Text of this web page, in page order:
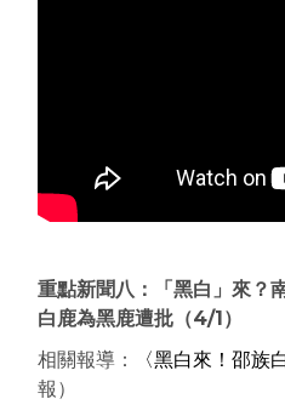
重點新聞八：「黑白」來？
白鹿為黑鹿遭批 （4/1）
相關報導：
〈黑白來！邵族
報）